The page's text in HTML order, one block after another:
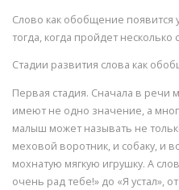
Слово как обобщение появится
тогда, когда пройдет несколько
Стадии развития слова как
Первая стадия. Сначала в речи
имеют не одно значение, а
малыш может называть не
меховой воротник, и собаку, и
мохнатую мягкую игрушку. А
очень рад тебе!» до «Я устал»,